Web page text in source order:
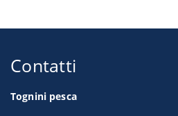
Contatti
Tognini pesca